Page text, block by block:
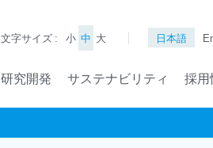
文字サイズ : 小 中 大 日本語
研究開発 サステナビリティ 採用